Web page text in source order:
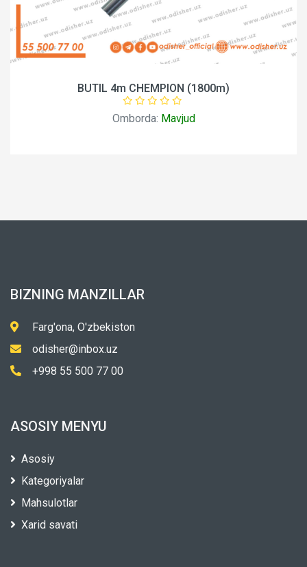
BUTIL 4m CHEMPION (1800m)
Omborda: Mavjud
BIZNING MANZILLAR
Farg'ona, O'zbekiston
odisher@inbox.uz
+998 55 500 77 00
ASOSIY MENYU
Asosiy
Kategoriyalar
Mahsulotlar
Xarid savati